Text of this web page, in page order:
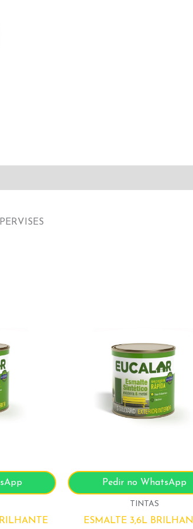
Pedir no WhatsApp
TINTAS
ESMALTE 3,6L